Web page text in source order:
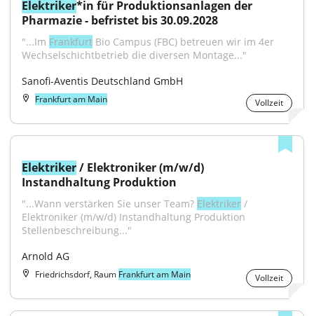
Elektriker*in für Produktionsanlagen der
Pharmazie - befristet bis 30.09.2028
"...Im Frankfurt Bio Campus (FBC) betreuen wir im 4er
Wechselschichtbetrieb die diversen Montage..."
Sanofi-Aventis Deutschland GmbH
Frankfurt am Main Vollzeit
Elektriker / Elektroniker (m/w/d)
Instandhaltung Produktion
"...Wann verstärken Sie unser Team? Elektriker /
Elektroniker (m/w/d) Instandhaltung Produktion
Stellenbeschreibung..."
Arnold AG
Friedrichsdorf, Raum Frankfurt am Main Vollzeit